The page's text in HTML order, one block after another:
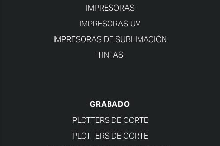
IMPRESORAS
IMPRESORAS UV
IMPRESORAS DE SUBLIMACIÓN
TINTAS
GRABADO
PLOTTERS DE CORTE
PLOTTERS DE CORTE